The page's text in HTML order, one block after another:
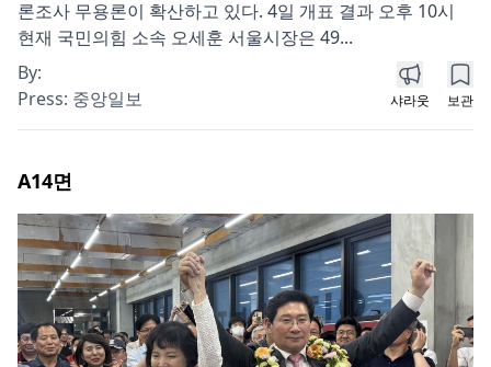
론조사 무용론이 확산하고 있다. 4일 개표 결과 오후 10시
현재 국민의힘 소속 오세훈 서울시장은 49...
By:
Press: 중앙일보 샤라웃 보관
A14면